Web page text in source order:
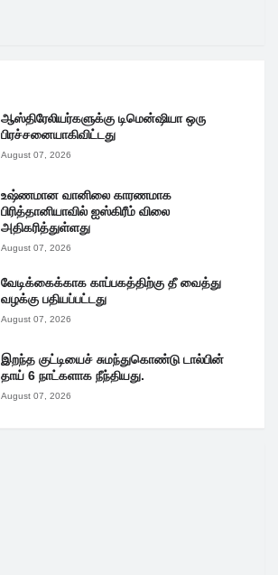
ஆஸ்திரேலியர்களுக்கு டிமென்ஷியா ஒரு
பிரச்சனையாகிவிட்டது
August 07, 2026
உஷ்ணமான வானிலை காரணமாக
பிரித்தானியாவில் ஐஸ்கிரீம் விலை
அதிகரித்துள்ளது
August 07, 2026
வேடிக்கைக்காக காப்பகத்திற்கு தீ வைத்து
வழக்கு பதியப்பட்டது
August 07, 2026
இறந்த குட்டியைச் சுமந்துகொண்டு டால்பின்
தாய் 6 நாட்களாக நீந்தியது.
August 07, 2026